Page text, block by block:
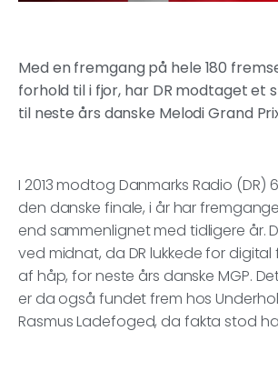
Med en fremgang på hele 180
forhold til i fjor, har DR modtaget et
til neste års danske Melodi Grand
I 2013 modtog Danmarks Radio (DR)
den danske finale, i år har
end sammenlignet med tidligere år.
ved midnat, da DR lukkede for digital
af håp, for neste års danske MGP.
er da også fundet frem hos
Rasmus Ladefoged, da fakta stod